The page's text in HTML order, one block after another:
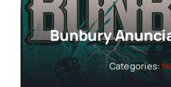
Bunbury
Categories: